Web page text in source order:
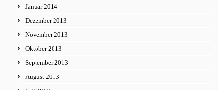
Januar 2014
Dezember 2013
November 2013
Oktober 2013
September 2013
August 2013